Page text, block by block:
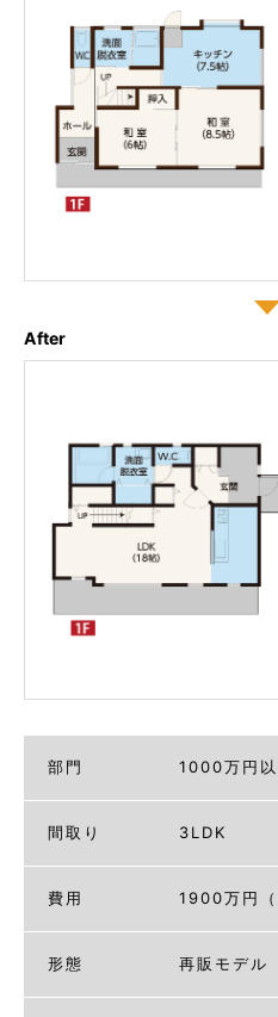
After
部門 1000万円以
間取り 3LDK
費用 1900万円（
形態 再販モデル